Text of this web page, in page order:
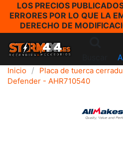
LOS PRECIOS
ERRORES POR LO QUE LA
DERECHO DE
Inicio
Placa de tuerca
Defender - AHR710540